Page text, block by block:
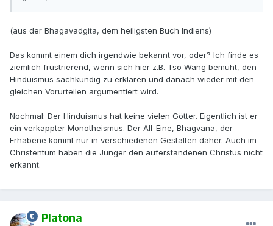
(aus der Bhagavadgita, dem heiligsten Buch Indiens)
Das kommt einem dich irgendwie bekannt vor, oder? Ich finde es
ziemlich frustrierend, wenn sich hier z.B. Tso Wang bemüht, den
Hinduismus sachkundig zu erklären und danach wieder mit den
gleichen Vorurteilen argumentiert wird.
Nochmal: Der Hinduismus hat keine vielen Götter. Eigentlich ist er
ein verkappter Monotheismus. Der All-Eine, Bhagvana, der
Erhabene kommt nur in verschiedenen Gestalten daher. Auch im
Christentum haben die Jünger den auferstandenen Christus nicht
erkannt.
Platona